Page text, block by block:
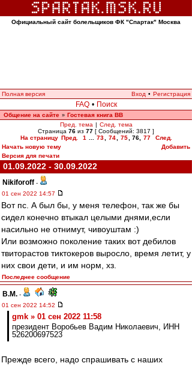
Официальный сайт болельщиков ФК "Спартак" Москва
Полная версия Вход • Регистрация
FAQ • Поиск
Общение на сайте » Гостевая книга ВВ
Пред. тема | След. тема
Страница 76 из 77 [ Сообщений: 3817 ]
На страницу Пред. 1 73 74 75 76, 77
След.
Начать новую тему
Добавить
Версия для печати
01.09.2022 - 30.09.2022
Nikiforoff -
01 сен 2022 14:57
Вот пс. А был бы, у меня телефон, так же бы
сидел конечно втыкал целыми днями,если
насильно не отнимут, чивоуштам :)
Или возможно поколение таких вот дебилов
твиторастов тиктокеров выросло, время летит, у
них свои дети, и им норм, хз.
Последнее сообщение
В.М. -
01 сен 2022 14:52
gmk » 01 сен 2022 11:58
президент Воробьев Вадим Николаевич, ИНН
526200697523
Прежде всего, надо спрашивать с наших